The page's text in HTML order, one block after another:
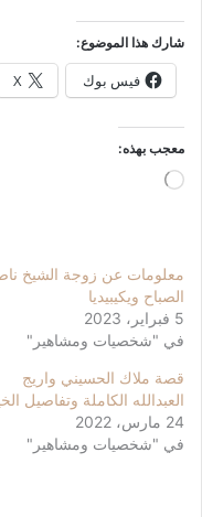
شارك هذا الموضوع:
فيس بوك X
معجب بهذه:
جاري
معلومات عن زوجة الشيخ
الصباح ويكيبيديا
5 فبراير، 2023
في "شخصيات ومشاهير"
قصة ملاك الحسيني واريج
العبدالله الكاملة وتفاصيل
24 مارس، 2022
في "شخصيات ومشاهير"